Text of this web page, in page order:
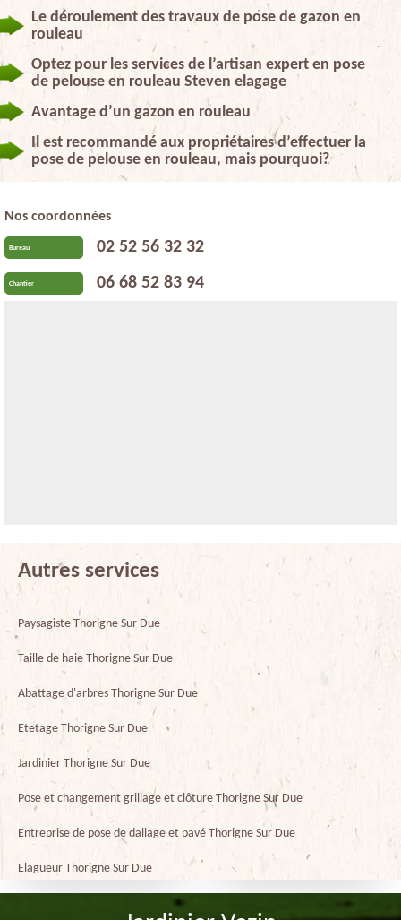
Le déroulement des travaux de pose de gazon en
rouleau
Optez pour les services de l’artisan expert en pose
de pelouse en rouleau Steven elagage
Avantage d’un gazon en rouleau
Il est recommandé aux propriétaires d’effectuer la
pose de pelouse en rouleau, mais pourquoi?
Nos coordonnées
Bureau 02 52 56 32 32
Chantier 06 68 52 83 94
Autres services
Paysagiste Thorigne Sur Due
Taille de haie Thorigne Sur Due
Abattage d'arbres Thorigne Sur Due
Etetage Thorigne Sur Due
Jardinier Thorigne Sur Due
Pose et changement grillage et clôture Thorigne Sur Due
Entreprise de pose de dallage et pavé Thorigne Sur Due
Elagueur Thorigne Sur Due